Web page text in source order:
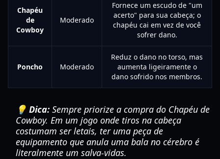
Chapéu
de
Cowboy
Moderado
Fornece um escudo de "um
acerto" para sua cabeça; o
chapéu cai em vez de você
sofrer dano.
Poncho Moderado
Reduz o dano no torso, mas
aumenta ligeiramente o
dano sofrido nos membros.
💡 Dica: Sempre priorize a compra do Chapéu de
Cowboy. Em um jogo onde tiros na cabeça
costumam ser letais, ter uma peça de
equipamento que anula uma bala no cérebro é
literalmente um salva-vidas.